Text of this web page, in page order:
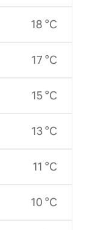
18 °C
17 °C
15 °C
13 °C
11 °C
10 °C